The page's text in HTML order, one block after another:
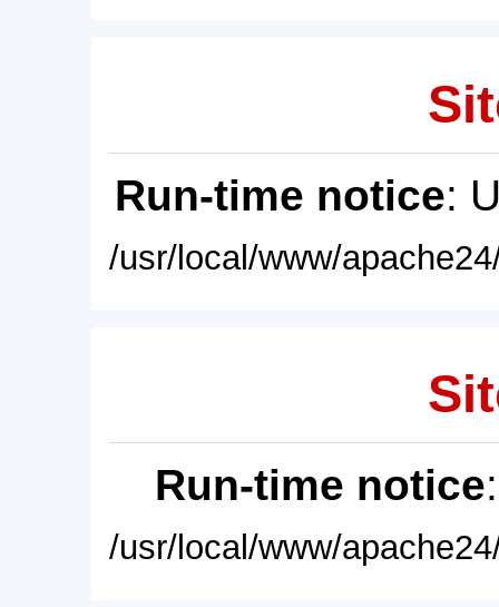
Run-time notice:
/usr/local/www/
Run-time notice
/usr/local/www/